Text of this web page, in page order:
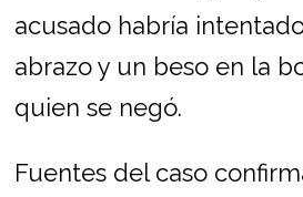
acusado habría
abrazo y un beso en la
quien se negó.
Fuentes del caso